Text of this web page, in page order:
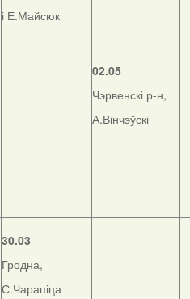
і Е.Майсюк
02.05
Чэрвенскі р-н,
А.Вінчэўскі
30.03
Гродна,
С.Чарапіца